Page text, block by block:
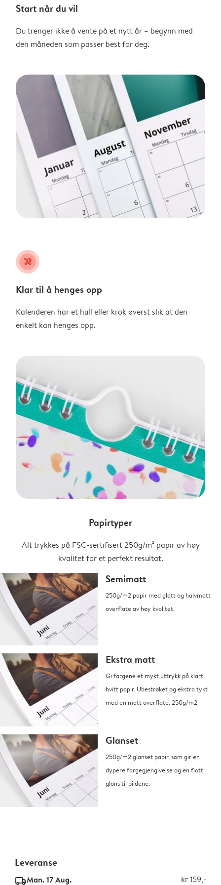
Start når du vil
Du trenger ikke å vente på et nytt år – begynn med
den måneden som passer best for deg.
tools
Klar til å henges opp
Kalenderen har et hull eller krok øverst slik at den
enkelt kan henges opp.
Papirtyper
Alt trykkes på FSC-sertifisert 250g/m² papir av høy
kvalitet for et perfekt resultat.
Semimatt
250g/m2 papir med glatt og halvmatt
overflate av høy kvalitet.
Ekstra matt
Gi fargene et mykt uttrykk på klart,
hvitt papir. Ubestrøket og ekstra tykt
med en matt overflate. 250g/m2
Glanset
250g/m2 glanset papir, som gir en
dypere fargegjengivelse og en flott
glans til bildene.
Leveranse
delivery_standard_v2Man. 17 Aug. kr 159,-